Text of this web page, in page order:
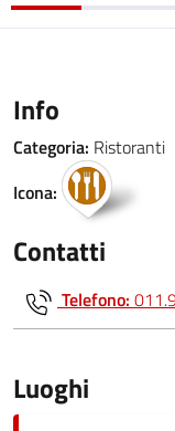
Info
Categoria: Ristoranti
Icona:
Contatti
Telefono:
Luoghi